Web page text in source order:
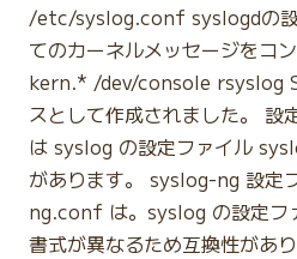
/etc/syslog.conf syslogdの設
てのカーネルメッセージをコ
kern.* /dev/console rsyslog
スとして作成されました。
は syslog の設定ファイル
があります。 syslog-ng 設定
ng.conf は。syslog の設定
書式が異なるため互換性があ